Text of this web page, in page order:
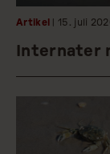
Artikel | 15. juli
Internater